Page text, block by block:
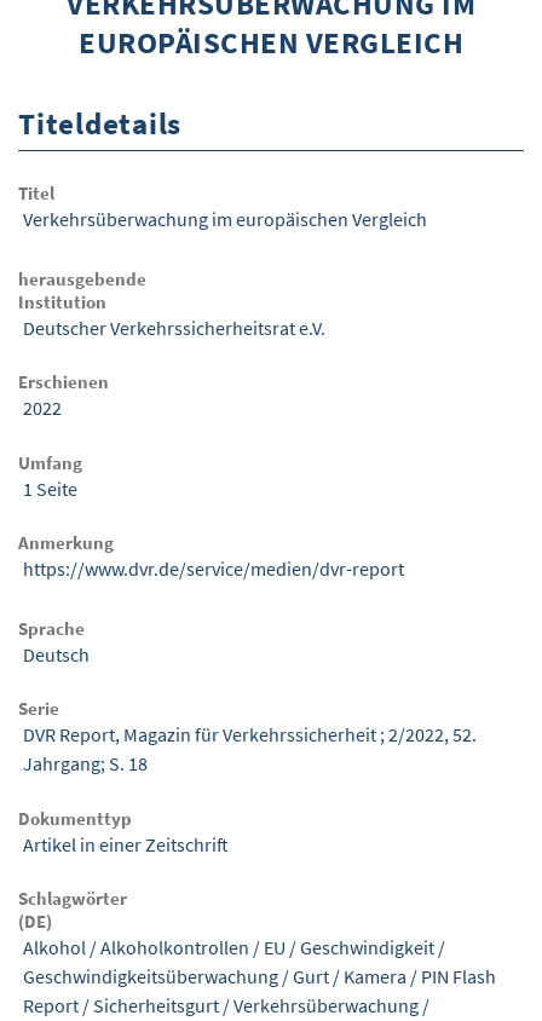
ÜBER WISOM
FRAGEN UND ANTWORTEN
EUROPÄISCHEN VERGLEICH
Titeldetails
Titel
Verkehrsüberwachung im europäischen Vergleich
herausgebende
Institution
Deutscher Verkehrssicherheitsrat e.V.
Erschienen
2022
Umfang
1 Seite
Anmerkung
https://www.dvr.de/service/medien/dvr-report
Sprache
Deutsch
Serie
DVR Report, Magazin für Verkehrssicherheit ; 2/2022, 52.
Jahrgang; S. 18
Dokumenttyp
Artikel in einer Zeitschrift
Schlagwörter
(DE)
Alkohol /Alkoholkontrollen / EU /Geschwindigkeit /
Geschwindigkeitsüberwachung /Gurt / Kamera / PIN Flash
Report / Sicherheitsgurt /Verkehrsüberwachung /